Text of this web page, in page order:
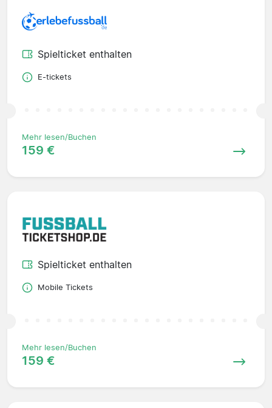
Spielticket enthalten
E-tickets
Mehr lesen/Buchen
159 €
Spielticket enthalten
Mobile Tickets
Mehr lesen/Buchen
159 €